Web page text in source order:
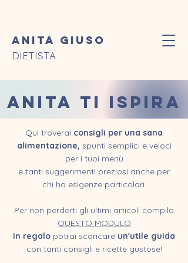
Anita Giuso
DIETISTA
ANITA TI ISPIRA
Qui troverai consigli per una sana
alimentazione, spunti semplici e veloci
per i tuoi menù
e tanti suggerimenti preziosi anche per
chi ha esigenze particolari.
Per non perderti gli ultimi articoli compila
QUESTO MODULO
in regalo potrai scaricare un'utile guida
con tanti consigli e ricette gustose!